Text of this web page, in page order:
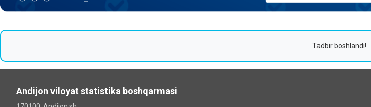
Tadbir boshlandi!
Andijon viloyat statistika boshqarmasi